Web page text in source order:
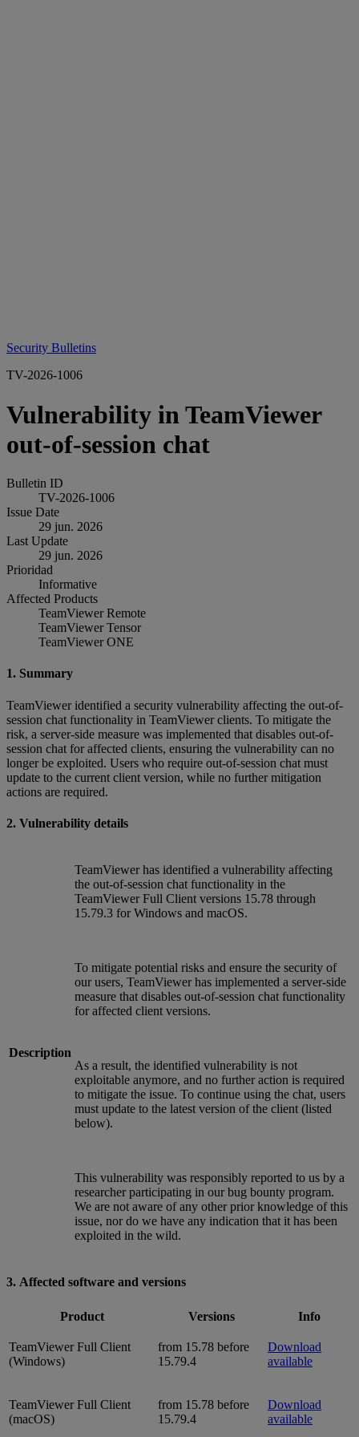
Security Bulletins
TV-2026-1006
Vulnerability in TeamViewer
out-of-session chat
Bulletin ID
TV-2026-1006
Issue Date
29 jun. 2026
Last Update
29 jun. 2026
Prioridad
Informative
Affected Products
TeamViewer Remote
TeamViewer Tensor
TeamViewer ONE
1. Summary
TeamViewer identified a security vulnerability affecting the out-of-
session chat functionality in TeamViewer clients. To mitigate the
risk, a server-side measure was implemented that disables out-of-
session chat for affected clients, ensuring the vulnerability can no
longer be exploited. Users who require out-of-session chat must
update to the current client version, while no further mitigation
actions are required.
2. Vulnerability details
Description
TeamViewer has identified a vulnerability affecting
the out-of-session chat functionality in the
TeamViewer Full Client versions 15.78 through
15.79.3 for Windows and macOS.
To mitigate potential risks and ensure the security of
our users, TeamViewer has implemented a server-side
measure that disables out-of-session chat functionality
for affected client versions.
As a result, the identified vulnerability is not
exploitable anymore, and no further action is required
to mitigate the issue. To continue using the chat, users
must update to the latest version of the client (listed
below).
This vulnerability was responsibly reported to us by a
researcher participating in our bug bounty program.
We are not aware of any other prior knowledge of this
issue, nor do we have any indication that it has been
exploited in the wild.
3. Affected software and versions
Product Versions Info
TeamViewer Full Client
(Windows)
from 15.78 before
15.79.4
Download
available
TeamViewer Full Client
(macOS)
from 15.78 before
15.79.4
Download
available